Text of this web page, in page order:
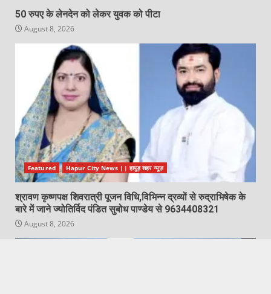
50 रुपए के लेनदेन को लेकर युवक को पीटा
August 8, 2026
Featured Hapur City News || हापुड़ शहर न्यूज़
श्रावण कृष्णपक्ष शिवरात्री पूजन विधि,विभिन्न द्रव्यों से रुद्राभिषेक के
बारे में जाने ज्योतिर्विद पंडित सुबोध पाण्डेय से 9634408321
August 8, 2026